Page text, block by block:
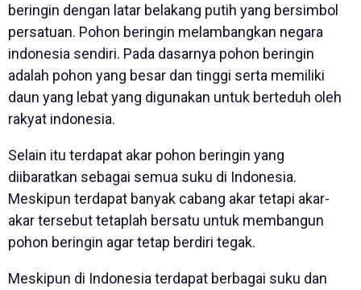
beringin dengan latar belakang putih yang bersimbol
persatuan. Pohon beringin melambangkan negara
indonesia sendiri. Pada dasarnya pohon beringin
adalah pohon yang besar dan tinggi serta memiliki
daun yang lebat yang digunakan untuk berteduh oleh
rakyat indonesia.
Selain itu terdapat akar pohon beringin yang
diibaratkan sebagai semua suku di Indonesia.
Meskipun terdapat banyak cabang akar tetapi akar-
akar tersebut tetaplah bersatu untuk membangun
pohon beringin agar tetap berdiri tegak.
Meskipun di Indonesia terdapat berbagai suku dan